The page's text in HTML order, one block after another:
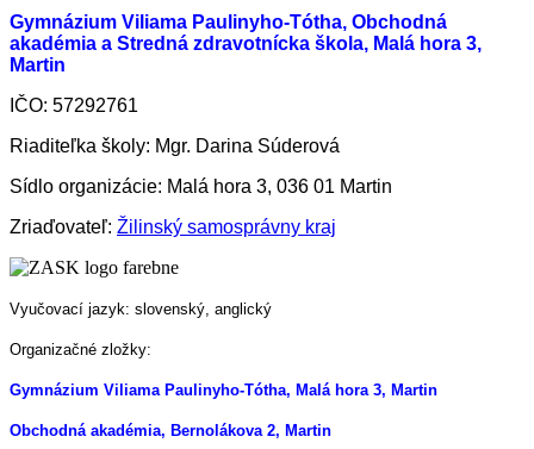
Gymnázium Viliama Paulinyho-Tótha, Obchodná
akadémia a Stredná zdravotnícka škola, Malá hora 3,
Martin
IČO: 57292761
Riaditeľka školy: Mgr. Darina Súderová
Sídlo organizácie: Malá hora 3, 036 01 Martin
Zriaďovateľ: Žilinský samosprávny kraj
Vyučovací jazyk: slovenský, anglický
Organizačné zložky:
Gymnázium Viliama Paulinyho-Tótha, Malá hora 3, Martin
Obchodná akadémia, Bernolákova 2, Martin